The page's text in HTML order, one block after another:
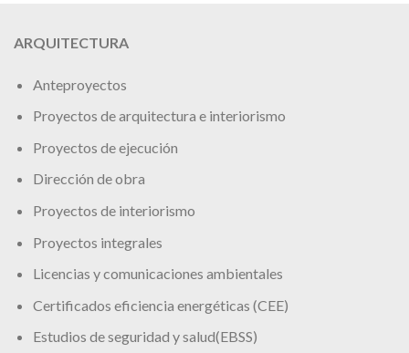
ARQUITECTURA
Anteproyectos
Proyectos de arquitectura e interiorismo
Proyectos de ejecución
Dirección de obra
Proyectos de interiorismo
Proyectos integrales
Licencias y comunicaciones ambientales
Certificados eficiencia energéticas (CEE)
Estudios de seguridad y salud(EBSS)